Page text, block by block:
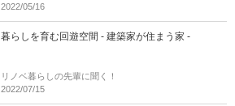
2022/05/16
暮らしを育む回遊空間 - 建築家が住まう家 -
リノベ暮らしの先輩に聞く！
2022/07/15